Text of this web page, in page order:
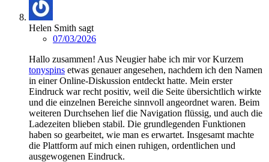
Helen Smith sagt
07/03/2026
Hallo zusammen! Aus Neugier habe ich mir vor Kurzem
tonyspins etwas genauer angesehen, nachdem ich den Namen
in einer Online-Diskussion entdeckt hatte. Mein erster
Eindruck war recht positiv, weil die Seite übersichtlich wirkte
und die einzelnen Bereiche sinnvoll angeordnet waren. Beim
weiteren Durchsehen lief die Navigation flüssig, und auch die
Ladezeiten blieben stabil. Die grundlegenden Funktionen
haben so gearbeitet, wie man es erwartet. Insgesamt machte
die Plattform auf mich einen ruhigen, ordentlichen und
ausgewogenen Eindruck.